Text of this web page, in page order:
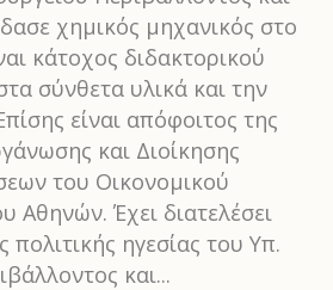
χημικός μηχανικός στο
κάτοχος διδακτορικού
σύνθετα υλικά και την
είναι απόφοιτος της
και Διοίκησης
του Οικονομικού
Αθηνών. Έχει διατελέσει
ηγεσίας του Υπ.
και...